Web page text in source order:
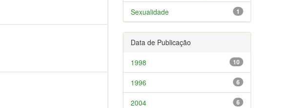
1
Sexualidade
Data de Publicação
10
1998
6
1996
6
2004